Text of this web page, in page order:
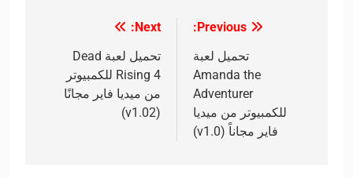
المقالات
Previous:
تحميل لعبة
Amanda the
Adventurer
للكمبيوتر من ميديا
فاير مجاناً (v1.0)
Next:
تحميل لعبة Dead
Rising 4 للكمبيوتر
من ميديا فاير مجانًا
(v1.02)